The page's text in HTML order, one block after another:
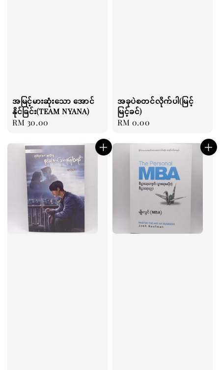
အမြင့်မားဆုံးသော အောင်
နိုင်ခြင်း(TEAM NYANA)
Regular
RM 30.00
အခုပဲစတင်လိုက်ပါ(မြင့်
မြင့်ခင်)
Regular
RM 0.00